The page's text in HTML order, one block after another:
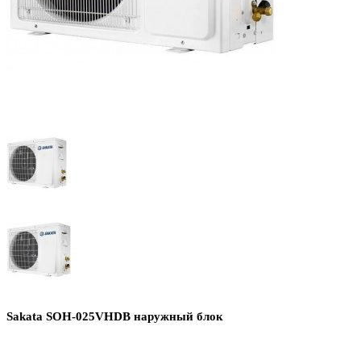
Sakata SOH-025VHDB наружный блок